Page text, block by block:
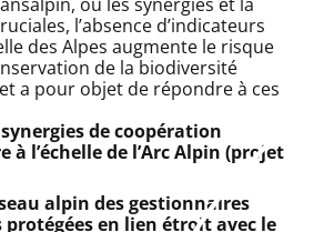
l’absence d’indicateurs
des Alpes augmente le risque
de la biodiversité
a pour objet de répondre à ces
de coopération
l’échelle de l’Arc Alpin (projet
alpin des gestionnaires
protégées en lien étroit avec le